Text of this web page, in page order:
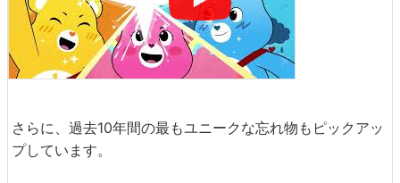
さらに、過去10年間の最もユニークな忘れ物もピックアッ
プしています。